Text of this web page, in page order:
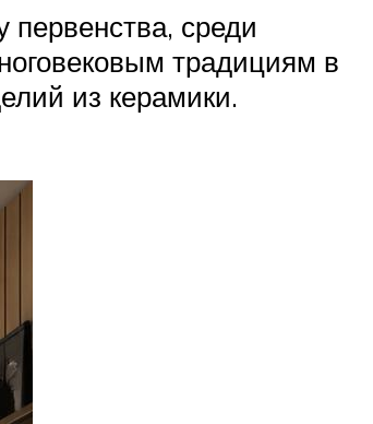
первенства, среди
традициям в
из керамики.